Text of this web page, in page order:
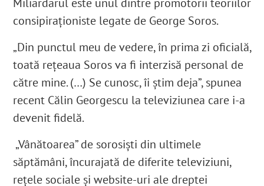
consipiraționiste legate de George Soros.
„Din punctul meu de vedere, în prima zi oficială,
toată reţeaua Soros va fi interzisă personal de
către mine. (…) Se cunosc, îi ştim deja”, spunea
recent Călin Georgescu la televiziunea care i-a
devenit fidelă.
„Vânătoarea” de sorosiști din ultimele
săptămâni, încurajată de diferite televiziuni,
rețele sociale și website-uri ale dreptei